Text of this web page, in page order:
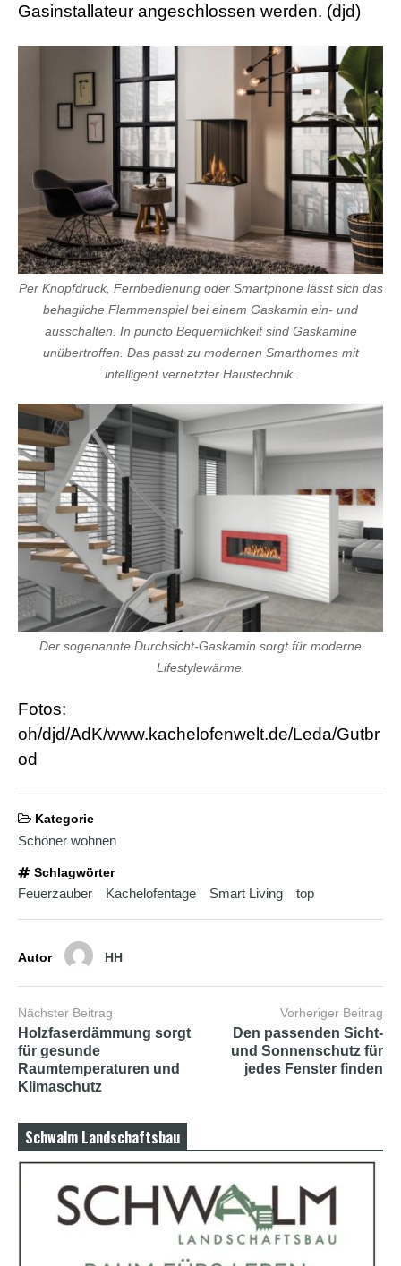
Gasinstallateur angeschlossen werden. (djd)
Per Knopfdruck, Fernbedienung oder Smartphone lässt sich das
behagliche Flammenspiel bei einem Gaskamin ein- und
ausschalten. In puncto Bequemlichkeit sind Gaskamine
unübertroffen. Das passt zu modernen Smarthomes mit
intelligent vernetzter Haustechnik.
Der sogenannte Durchsicht-Gaskamin sorgt für moderne
Lifestylewärme.
Fotos:
oh/djd/AdK/www.kachelofenwelt.de/Leda/Gutbr
od
Kategorie
Schöner wohnen
Schlagwörter
Feuerzauber Kachelofentage Smart Living top
Autor HH
Nächster Beitrag
Holzfaserdämmung sorgt
für gesunde
Raumtemperaturen und
Klimaschutz
Vorheriger Beitrag
Den passenden Sicht-
und Sonnenschutz für
jedes Fenster finden
Schwalm Landschaftsbau